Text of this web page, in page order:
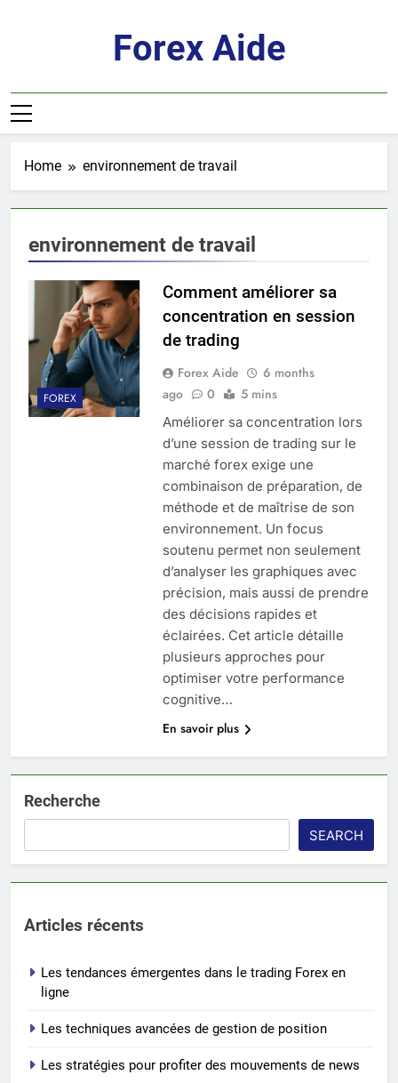
Forex Aide
Home environnement de travail
environnement de travail
FOREX
Comment améliorer sa
concentration en session
de trading
Forex Aide
6 months
ago
0 5 mins
Améliorer sa concentration lors
d’une session de trading sur le
marché forex exige une
combinaison de préparation, de
méthode et de maîtrise de son
environnement. Un focus
soutenu permet non seulement
d’analyser les graphiques avec
précision, mais aussi de prendre
des décisions rapides et
éclairées. Cet article détaille
plusieurs approches pour
optimiser votre performance
cognitive…
En savoir plus
Recherche
SEARCH
Articles récents
Les tendances émergentes dans le trading Forex en
ligne
Les techniques avancées de gestion de position
Les stratégies pour profiter des mouvements de news